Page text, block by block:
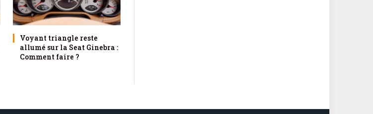
Voyant triangle reste
allumé sur la Seat Ginebra :
Comment faire ?